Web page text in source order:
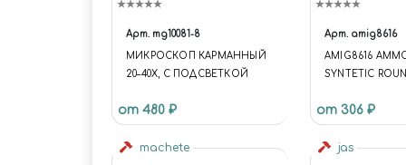
Арт. mg10081-8
МИКРОСКОП КАРМАННЫЙ
20–40X, С ПОДСВЕТКОЙ
от 480 ₽
Арт. amig8616
AMIG8616
SYNTETIC
КИСТЬ
от 306 ₽
machete jas